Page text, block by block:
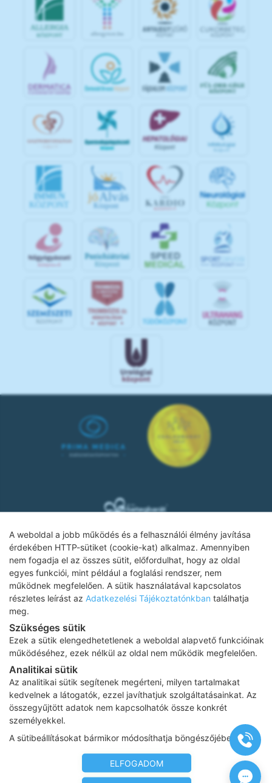
A weboldal a jobb működés és a felhasználói élmény javítása
érdekében HTTP-sütiket (cookie-kat) alkalmaz. Amennyiben
nem fogadja el az összes sütit, előfordulhat, hogy az oldal
egyes funkciói, mint például a foglalási rendszer, nem
működnek megfelelően. A sütik használatával kapcsolatos
részletes leírást az Adatkezelési Tájékoztatónkban találhatja
meg.
Szükséges sütik
Ezek a sütik elengedhetetlenek a weboldal alapvető funkcióinak
működéséhez, ezek nélkül az oldal nem működik megfelelően.
Analitikai sütik
Az analitikai sütik segítenek megérteni, milyen tartalmakat
kedvelnek a látogatók, ezzel javíthatjuk szolgáltatásainkat. Az
összegyűjtött adatok nem kapcsolhatók össze konkrét
személyekkel.
A sütibeállításokat bármikor módosíthatja böngészőjében.
ELFOGADOM
IMMUN
KÖZPONT
jó Alvás
Központ
SPOR
Adatkezelési tájékoztató
Impresszum
Karrier
Az oldalon feltüntetett árak az ÁFÁ-t tartalmazzák!
A képek a Shutterstock.com és a Canva.com
licence alapján
kerültek felhasználásra.
Copyright 2026 © Prima Medica Egészségközpontok . Minden jog
Designed by www.free-dimension.hu , Programed by Appon &
György Nándor